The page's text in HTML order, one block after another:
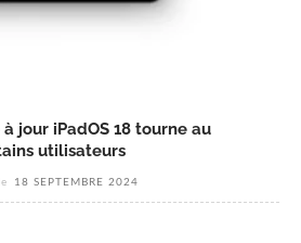
jour iPadOS 18 tourne au
utilisateurs
le 18 SEPTEMBRE 2024